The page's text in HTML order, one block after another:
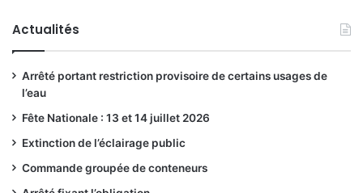
Actualités
Arrêté portant restriction provisoire de certains usages de
l’eau
Fête Nationale : 13 et 14 juillet 2026
Extinction de l’éclairage public
Commande groupée de conteneurs